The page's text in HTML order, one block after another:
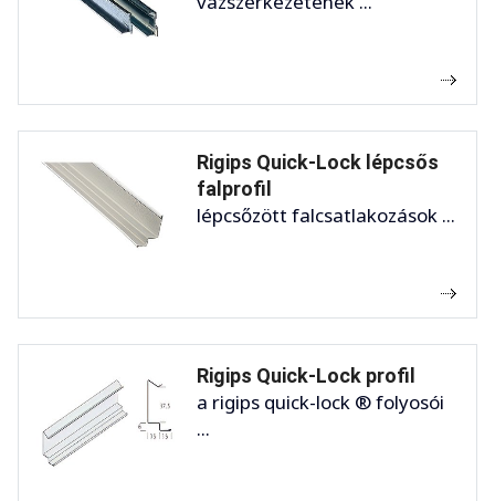
Rigips Quick-Lock lépcsős
falprofil
lépcsőzött falcsatlakozások ...
Rigips Quick-Lock profil
a rigips quick-lock ® folyosói
...